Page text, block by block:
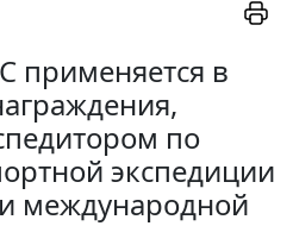
применяется в
по
экспедиции
международной